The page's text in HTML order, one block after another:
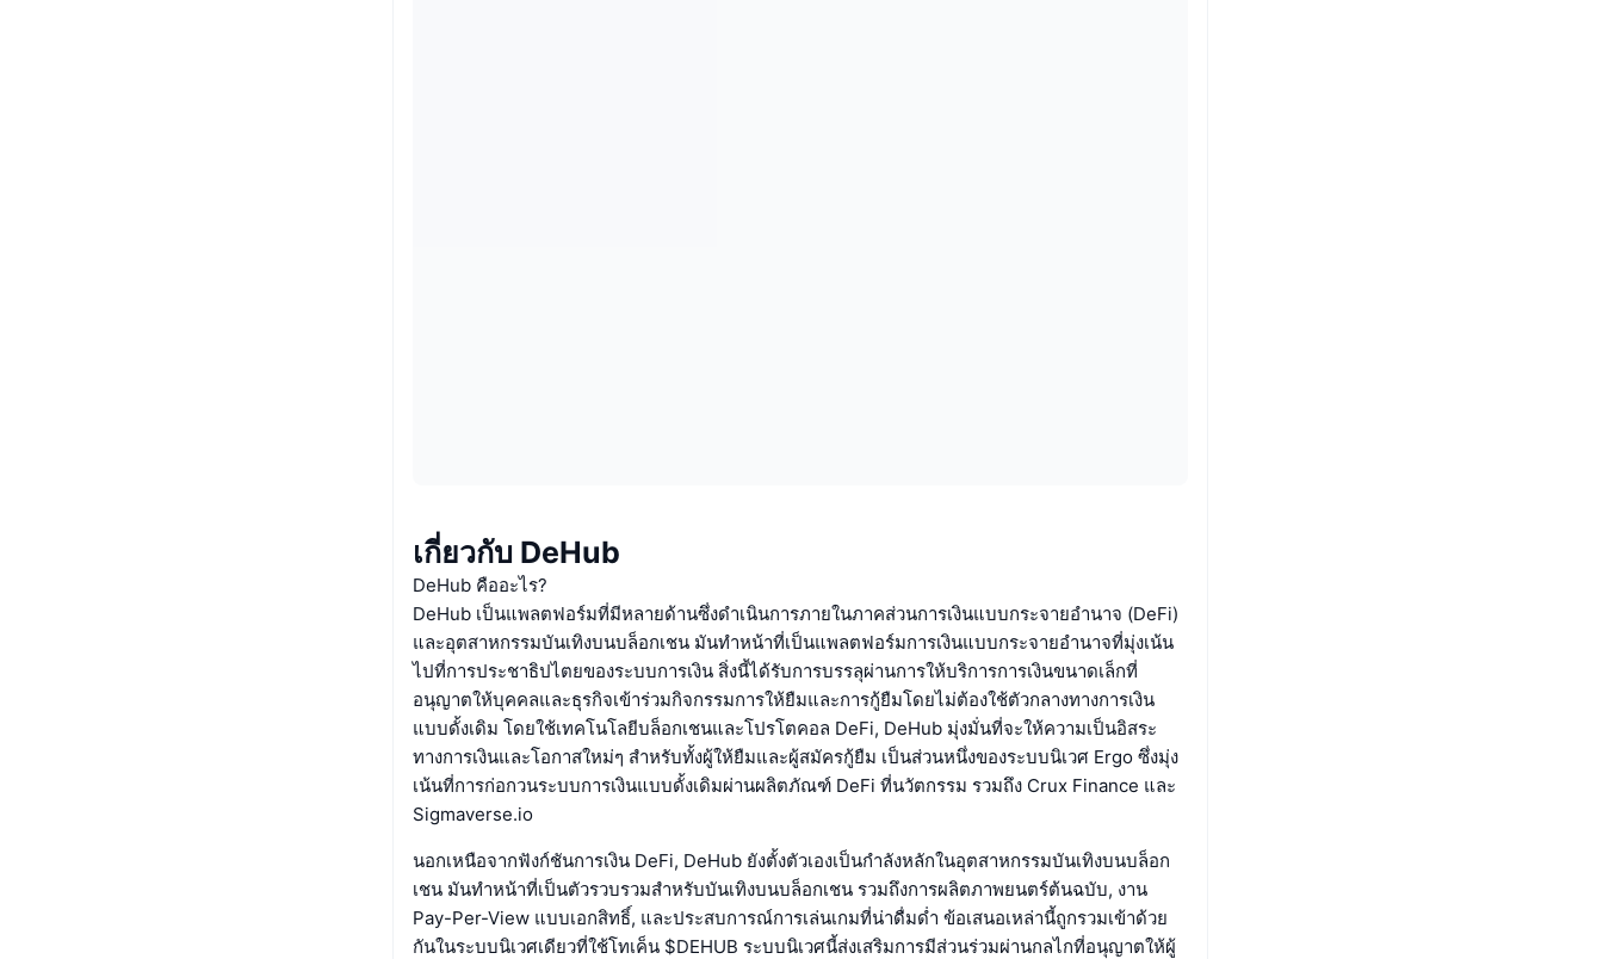
เกี่ยวกับ DeHub
DeHub คืออะไร?
DeHub เป็นแพลตฟอร์มที่มีหลายด้านซึ่งดำเนินการภายในภาคส่วนการเงินแบบกระจายอำนาจ (DeFi)
และอุตสาหกรรมบันเทิงบนบล็อกเชน มันทำหน้าที่เป็นแพลตฟอร์มการเงินแบบกระจายอำนาจที่มุ่งเน้น
ไปที่การประชาธิปไตยของระบบการเงิน สิ่งนี้ได้รับการบรรลุผ่านการให้บริการการเงินขนาดเล็กที่
อนุญาตให้บุคคลและธุรกิจเข้าร่วมกิจกรรมการให้ยืมและการกู้ยืมโดยไม่ต้องใช้ตัวกลางทางการเงิน
แบบดั้งเดิม โดยใช้เทคโนโลยีบล็อกเชนและโปรโตคอล DeFi, DeHub มุ่งมั่นที่จะให้ความเป็นอิสระ
ทางการเงินและโอกาสใหม่ๆ สำหรับทั้งผู้ให้ยืมและผู้สมัครกู้ยืม เป็นส่วนหนึ่งของระบบนิเวศ Ergo ซึ่งมุ่ง
เน้นที่การก่อกวนระบบการเงินแบบดั้งเดิมผ่านผลิตภัณฑ์ DeFi ที่นวัตกรรม รวมถึง Crux Finance และ
Sigmaverse.io
นอกเหนือจากฟังก์ชันการเงิน DeFi, DeHub ยังตั้งตัวเองเป็นกำลังหลักในอุตสาหกรรมบันเทิงบนบล็อก
เชน มันทำหน้าที่เป็นตัวรวบรวมสำหรับบันเทิงบนบล็อกเชน รวมถึงการผลิตภาพยนตร์ต้นฉบับ, งาน
Pay-Per-View แบบเอกสิทธิ์, และประสบการณ์การเล่นเกมที่น่าดื่มด่ำ ข้อเสนอเหล่านี้ถูกรวมเข้าด้วย
กันในระบบนิเวศเดียวที่ใช้โทเค็น $DEHUB ระบบนิเวศนี้ส่งเสริมการมีส่วนร่วมผ่านกลไกที่อนุญาตให้ผู้